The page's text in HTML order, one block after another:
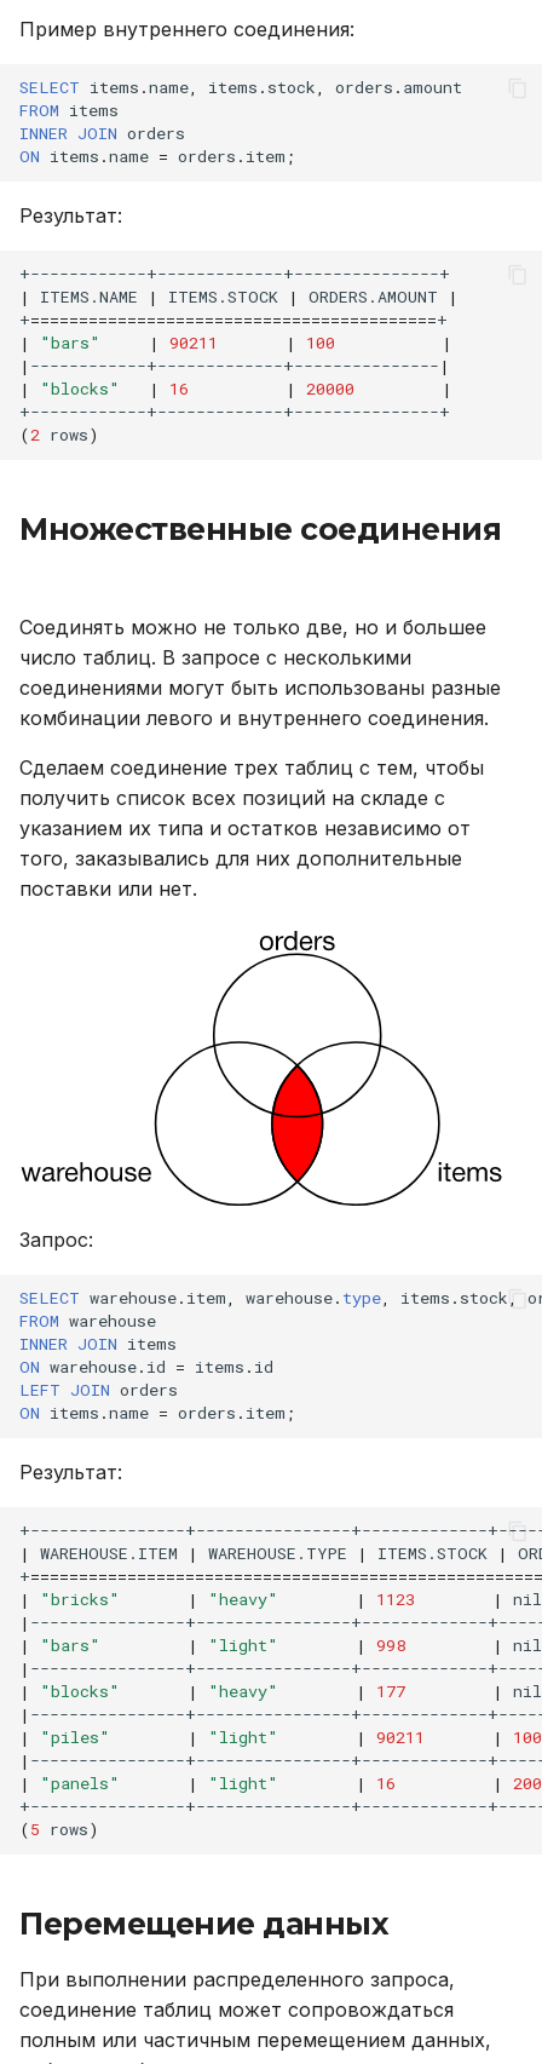
Пример внутреннего соединения:
SELECT items .name, items . stock, orders . amount
FROM items
INNER JOIN orders
ON items .name = orders . item ;
Результат:
|
ITEMS.NAME | ITEMS.STOCK | ORDERS.AMOUNT
|
+==========================================
|
"bars" | 90211 | 100
|
| ------------+-------------+--------------- |
|
"blocks" | 16 | 20000
|
(2 rows)
Множественные соединения
Соединять можно не только две, но и большее
число таблиц. В запросе с несколькими
соединениями могут быть использованы разные
комбинации левого и внутреннего соединения.
Сделаем соединение трех таблиц с тем, чтобы
получить список всех позиций на складе с
указанием их типа и остатков независимо от
того, заказывались для них дополнительные
поставки или нет.
Запрос:
SELECT warehouse. item, warehouse. type, items . stock,
FROM warehouse
INNER JOIN items
ON warehouse. id = items . id
LEFT JOIN orders
ON items .name = orders . item ;
Результат:
| WAREHOUSE.ITEM | WAREHOUSE.TYPE | ITEMS.STOCK |
+
|
"bricks" | "heavy" | 1123 |
nil
| ----------------+----------------+-------------
|
"bars" | "light" | 998 |
nil
| ----------------+----------------+-------------
|
"blocks" | "heavy" | 177 |
nil
| ----------------+----------------+-------------
|
"piles" | "light" | 90211 |
100
| ----------------+----------------+-------------
|
"panels" | "light" | 16 |
(5 rows)
Перемещение данных
При выполнении распределенного запроса,
соединение таблиц может сопровождаться
полным или частичным перемещением данных,